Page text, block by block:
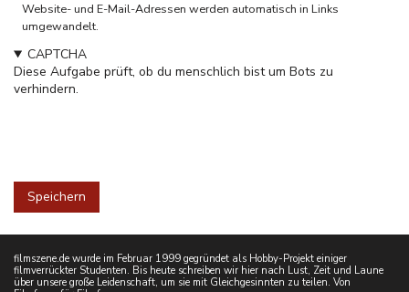
Website- und E-Mail-Adressen werden automatisch in Links
umgewandelt.
CAPTCHA
Diese Aufgabe prüft, ob du menschlich bist um Bots zu
verhindern.
filmszene.de wurde im Februar 1999 gegründet als Hobby-Projekt einiger
filmverrückter Studenten. Bis heute schreiben wir hier nach Lust, Zeit und Laune
über unsere große Leidenschaft, um sie mit Gleichgesinnten zu teilen. Von